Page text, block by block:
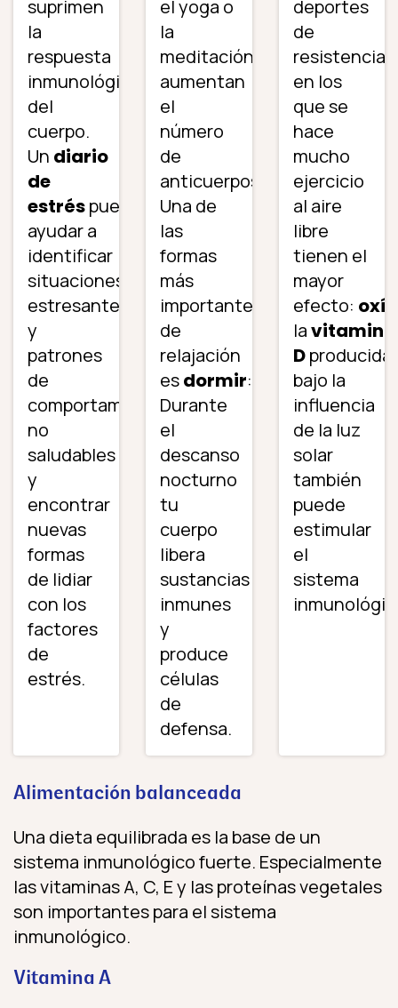
suprimen
la
respuesta
inmunológica
del
cuerpo.
Un diario
de
estréspuede
ayudar a
identificar
situaciones
estresantes
y
patrones
de
comportamiento
no
saludables
y
encontrar
nuevas
formas
de lidiar
con los
factores
de
estrés.
el yoga o
la
meditación
aumentan
el
número
de
anticuerpos.
Una de
las
formas
más
importantes
de
relajación
esdormir:
Durante
el
descanso
nocturno
tu
cuerpo
libera
sustancias
inmunes
y
produce
células
de
defensa.
deportes
de
resistencia
en los
que se
hace
mucho
ejercicio
al aire
libre
tienen el
mayor
efecto:
lavitamina
Dproducida
bajo la
influencia
de la luz
solar
también
puede
estimular
el
sistema
Alimentación balanceada
Una dieta equilibrada es la base de un
sistema inmunológico fuerte. Especialmente
las vitaminas A, C, E y las proteínas vegetales
son importantes para el sistema
inmunológico.
Vitamina A